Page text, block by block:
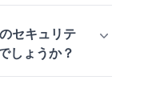
セキュリテ
しょうか？